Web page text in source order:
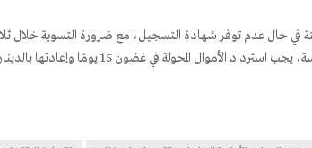
في حال عدم توفر شهادة التسجيل، مع ضرورة التسوية خلال
في حالة رفض التأشيرة أو التخلي عن الدراسة، يجب استرداد الأموال المحولة في